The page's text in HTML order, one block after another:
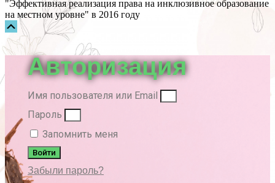
"Эффективная реализация права на инклюзивное образование
на местном уровне" в 2016 году
Прокрутка
вверх
Авторизация
Имя пользователя или Email
Пароль
Запомнить меня
Войти
Забыли пароль?